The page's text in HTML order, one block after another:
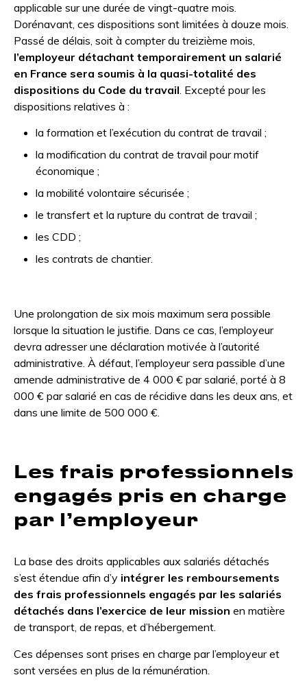
applicable sur une durée de vingt-quatre mois.
Dorénavant, ces dispositions sont limitées à douze mois.
Passé de délais, soit à compter du treizième mois,
l’employeur détachant temporairement un salarié
en France sera soumis à la quasi-totalité des
dispositions du Code du travail . Excepté pour les
dispositions relatives à :
la formation et l’exécution du contrat de travail ;
la modification du contrat de travail pour motif
économique ;
la mobilité volontaire sécurisée ;
le transfert et la rupture du contrat de travail ;
les CDD ;
les contrats de chantier.
Une prolongation de six mois maximum sera possible
lorsque la situation le justifie. Dans ce cas, l’employeur
devra adresser une déclaration motivée à l’autorité
administrative. À défaut, l’employeur sera passible d’une
amende administrative de 4 000 € par salarié, porté à 8
000 € par salarié en cas de récidive dans les deux ans, et
dans une limite de 500 000 €.
Les frais professionnels
engagés pris en charge
par l’employeur
La base des droits applicables aux salariés détachés
s’est étendue afin d’y intégrer les remboursements
des frais professionnels engagés par les salariés
détachés dans l’exercice de leur mission en matière
de transport, de repas, et d’hébergement.
Ces dépenses sont prises en charge par l’employeur et
sont versées en plus de la rémunération.